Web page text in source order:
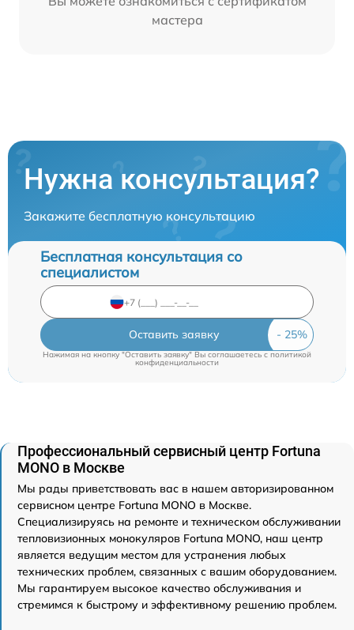
мастера
Нужна консультация?
Закажите бесплатную консультацию
Бесплатная консультация со
специалистом
Оставить заявку
Нажимая на кнопку "Оставить заявку" Вы соглашаетесь cполитикой
конфиденциальности
Профессиональный сервисный центр Fortuna
MONO в Москве
Мы рады приветствовать вас в нашем авторизированном
сервисном центре Fortuna MONO в Москве.
Специализируясь на ремонте и техническом обслуживании
тепловизионных монокуляров Fortuna MONO, наш центр
является ведущим местом для устранения любых
технических проблем, связанных с вашим оборудованием.
Мы гарантируем высокое качество обслуживания и
стремимся к быстрому и эффективному решению проблем.